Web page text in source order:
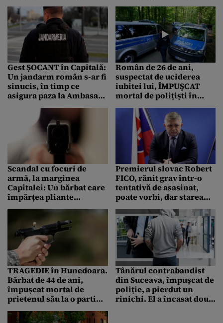
Momentul care i-ar putea
aduce VICTORIA
amenințat cu un piolet
Gest ȘOCANT în Capitală:
Un jandarm român s-ar fi
sinucis, în timp ce
asigura paza la Ambasada
București
Român de 26 de ani,
suspectat de uciderea
iubitei lui, ÎMPUŞCAT
mortal de polițiști în
deschis focul în legitimă
apărare
Scandal cu focuri de
armă, la marginea
Capitalei: Un bărbat care
împărțea pliante
Premierul slovac Robert
FICO, rănit grav într-o
tentativă de asasinat,
poate vorbi, dar starea
TRAGEDIE în Hunedoara.
Bărbat de 44 de ani,
împușcat mortal de
prietenul său la o partidă
Tânărul contrabandist
din Suceava, împușcat de
poliție, a pierdut un
rinichi. El a încasat două